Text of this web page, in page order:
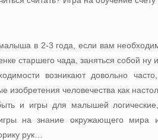
в 2-3 года, если вам
старшего чада, заняться собой ну
возникают довольно часто
изобретения человечества как
и игры для малышей
на знание окружающего мира
рук…